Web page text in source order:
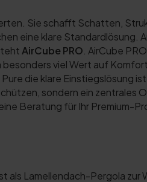
Sie schafft Schatten,
eine klare Standardlösung.
AirCube PRO . AirCube
viel Wert auf
die klare Einstiegslösung
sondern ein zentrales
Beratung für Ihr Premium-
als Lamellendach-Pergola